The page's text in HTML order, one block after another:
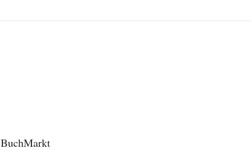
BuchMarkt